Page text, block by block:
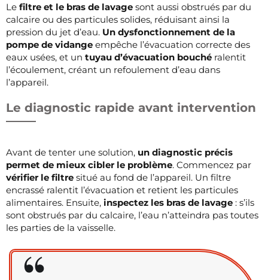
Le filtre et le bras de lavage sont aussi obstrués par du
calcaire ou des particules solides, réduisant ainsi la
pression du jet d’eau. Un dysfonctionnement de la
pompe de vidange empêche l’évacuation correcte des
eaux usées, et un tuyau d’évacuation bouché ralentit
l’écoulement, créant un refoulement d’eau dans
l’appareil.
Le diagnostic rapide avant intervention
Avant de tenter une solution, un diagnostic précis
permet de mieux cibler le problème. Commencez par
vérifier le filtre situé au fond de l’appareil. Un filtre
encrassé ralentit l’évacuation et retient les particules
alimentaires. Ensuite, inspectez les bras de lavage : s’ils
sont obstrués par du calcaire, l’eau n’atteindra pas toutes
les parties de la vaisselle.